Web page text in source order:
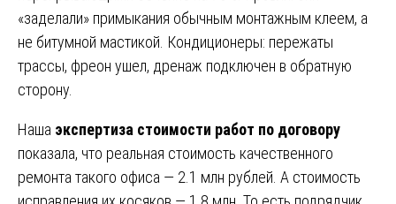
«заделали» примыкания обычным монтажным клеем, а
не битумной мастикой. Кондиционеры: пережаты
трассы, фреон ушел, дренаж подключен в обратную
сторону.
Наша экспертиза стоимости работ по договору
показала, что реальная стоимость качественного
ремонта такого офиса — 2.1 млн рублей. А стоимость